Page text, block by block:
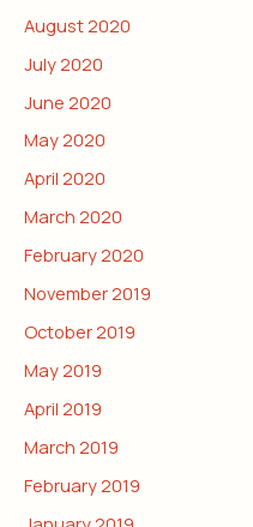
August 2020
July 2020
June 2020
May 2020
April 2020
March 2020
February 2020
November 2019
October 2019
May 2019
April 2019
March 2019
February 2019